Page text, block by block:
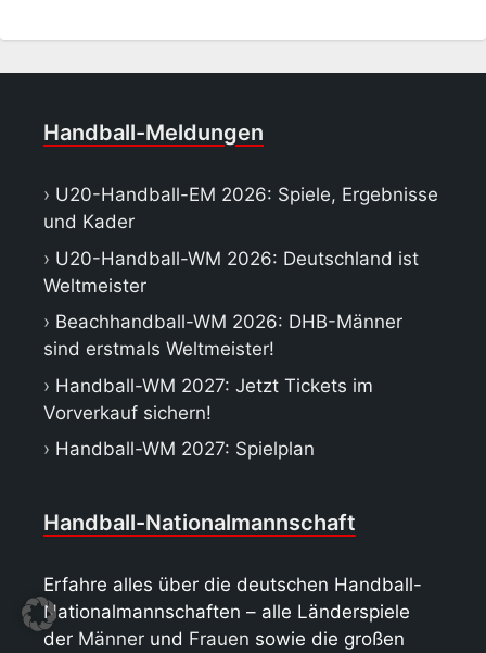
Handball-Meldungen
U20-Handball-EM 2026: Spiele, Ergebnisse
und Kader
U20-Handball-WM 2026: Deutschland ist
Weltmeister
Beachhandball-WM 2026: DHB-Männer
sind erstmals Weltmeister!
Handball-WM 2027: Jetzt Tickets im
Vorverkauf sichern!
Handball-WM 2027: Spielplan
Handball-Nationalmannschaft
Erfahre alles über die deutschen Handball-
Nationalmannschaften – alle Länderspiele
der Männer und Frauen sowie die großen